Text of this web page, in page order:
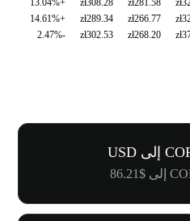
zł281.58
zł308.28
+13.04%
zł266.77
zł289.34
+14.61%
zł268.20
zł302.53
-2.47%